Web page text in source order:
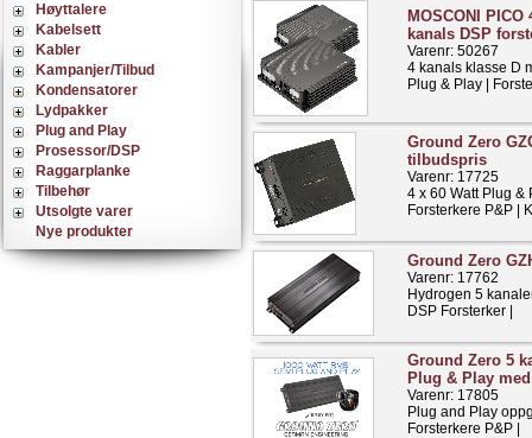
Høyttalere
Kabelsett
Kabler
Kampanjer/Tilbud
Kondensatorer
Lydpakker
Plug and Play
Prosessor/DSP
Raggarplanke
Tilbehør
Utsolgte varer
Nye produkter
MOSCONI PICO
kanals DSP
Varenr: 50267
4 kanals klasse D
Plug & Play |
Ground Zero
tilbudspris
Varenr: 17725
4 x 60 Watt Plug &
Forsterkere P&P |
Ground Zero
Varenr: 17762
Hydrogen 5
DSP Forsterker |
Ground Zero 5
Plug & Play
Varenr: 17805
Plug and Play
Forsterkere P&P |